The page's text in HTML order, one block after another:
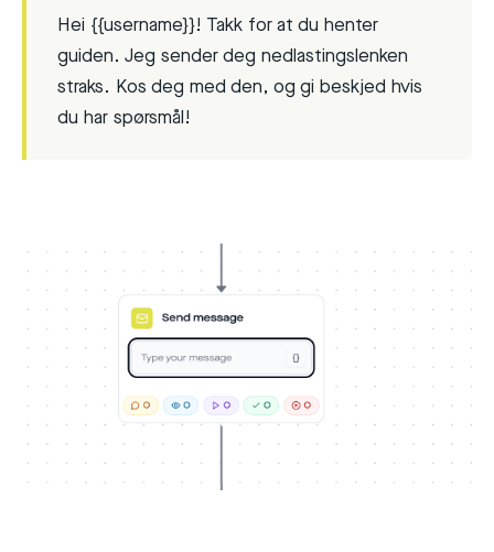
Hei {{username}}! Takk for at du henter
guiden. Jeg sender deg nedlastingslenken
straks. Kos deg med den, og gi beskjed hvis
du har spørsmål!